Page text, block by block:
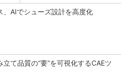
、AIでシューズ設計を高度化
立て品質の“要”を可視化するCAEツ